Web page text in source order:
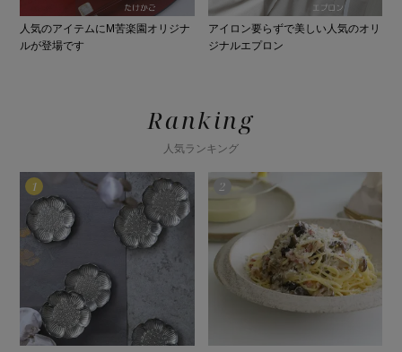
人気のアイテムにM苦楽園オリジナ
ルが登場です
アイロン要らずで美しい人気のオリ
ジナルエプロン
Ranking
人気ランキング